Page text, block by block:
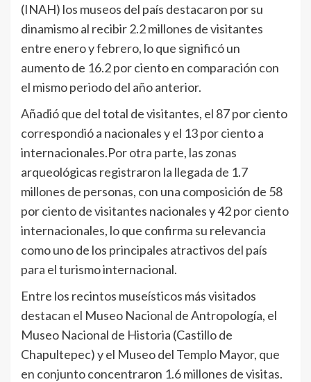
(INAH) los museos del país destacaron por su
dinamismo al recibir 2.2 millones de visitantes
entre enero y febrero, lo que significó un
aumento de 16.2 por ciento en comparación con
el mismo periodo del año anterior.
Añadió que del total de visitantes, el 87 por ciento
correspondió a nacionales y el 13 por ciento a
internacionales.Por otra parte, las zonas
arqueológicas registraron la llegada de 1.7
millones de personas, con una composición de 58
por ciento de visitantes nacionales y 42 por ciento
internacionales, lo que confirma su relevancia
como uno de los principales atractivos del país
para el turismo internacional.
Entre los recintos museísticos más visitados
destacan el Museo Nacional de Antropología, el
Museo Nacional de Historia (Castillo de
Chapultepec) y el Museo del Templo Mayor, que
en conjunto concentraron 1.6 millones de visitas.